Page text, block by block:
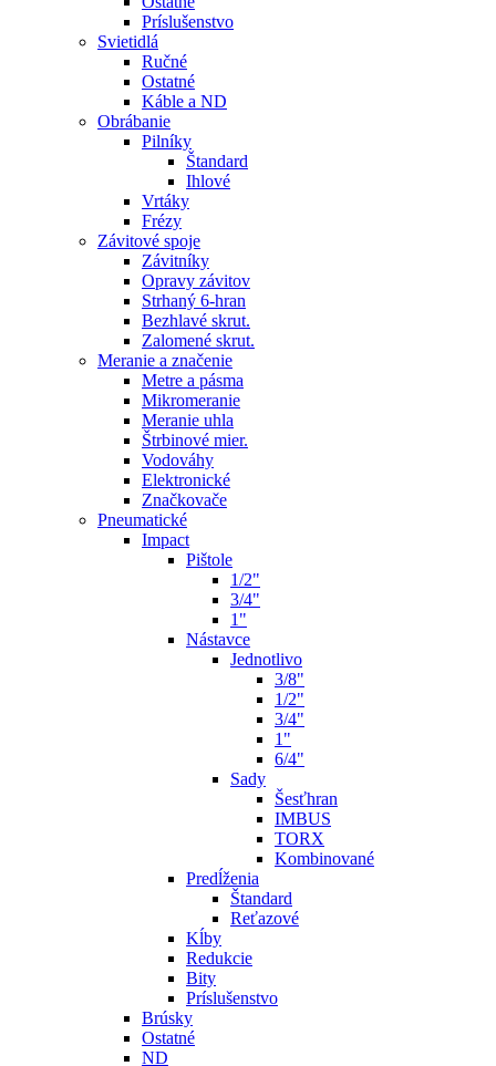
Príslušenstvo
Svietidlá
Ručné
Ostatné
Káble a ND
Obrábanie
Pilníky
Štandard
Ihlové
Vrtáky
Frézy
Závitové spoje
Závitníky
Opravy závitov
Strhaný 6-hran
Bezhlavé skrut.
Zalomené skrut.
Meranie a značenie
Metre a pásma
Mikromeranie
Meranie uhla
Štrbinové mier.
Vodováhy
Elektronické
Značkovače
Pneumatické
Impact
Pištole
1/2"
3/4"
1"
Nástavce
Jednotlivo
3/8"
1/2"
3/4"
1"
6/4"
Sady
Šesťhran
IMBUS
TORX
Kombinované
Predĺženia
Štandard
Reťazové
Kĺby
Redukcie
Bity
Príslušenstvo
Brúsky
Ostatné
ND